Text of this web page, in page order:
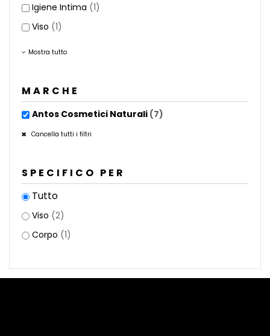
Igiene Intima (1)
Viso (1)
Mostra tutto
MARCHE
Antos Cosmetici Naturali (7)
Cancella tutti i filtri
SPECIFICO PER
Tutto
Viso (2)
Corpo (1)